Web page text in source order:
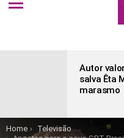
Autor
salva Êta
marasmo
You are here:
Home
Televisão